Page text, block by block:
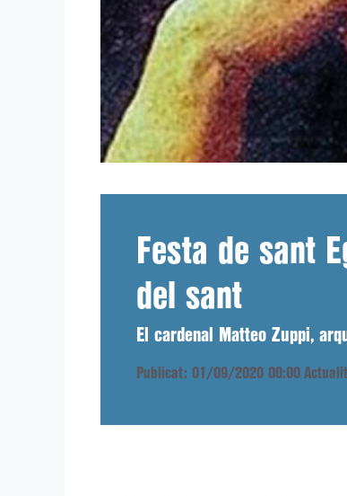
Festa de sant
del sant
El cardenal Matteo Zuppi,
Publicat: 01/09/2020 00:00